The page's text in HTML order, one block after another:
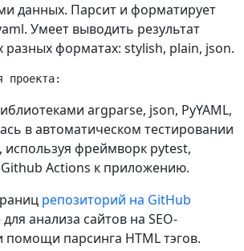
данных. Парсит и форматирует
Умеет выводить результат
разных форматах: stylish, plain, json.
argparse, json, PyYAML,
в автоматическом тестировании
фреймворк pytest,
Actions к приложению.
репозиторий на GitHub
анализа сайтов на SEO-
помощи парсинга HTML тэгов.